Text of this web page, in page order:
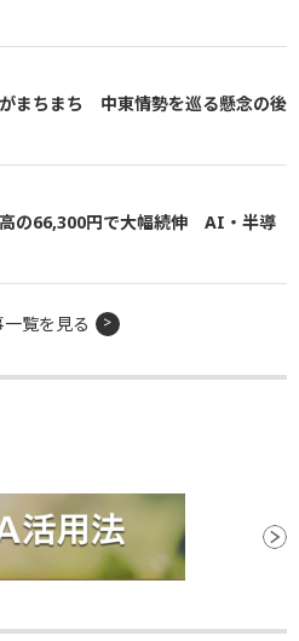
がまちまち 中東情勢を巡る懸念の後
高の66,300円で大幅続伸 AI・半導
覧を見る